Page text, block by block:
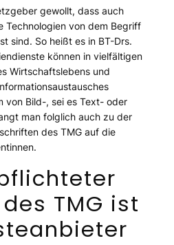
gewollt, dass auch
Technologien von dem Begriff
sind. So heißt es in BT-Drs.
können in vielfältigen
Wirtschaftslebens und
von Bild-, sei es Text- oder
man folglich auch zu der
des TMG auf die
TMG ist